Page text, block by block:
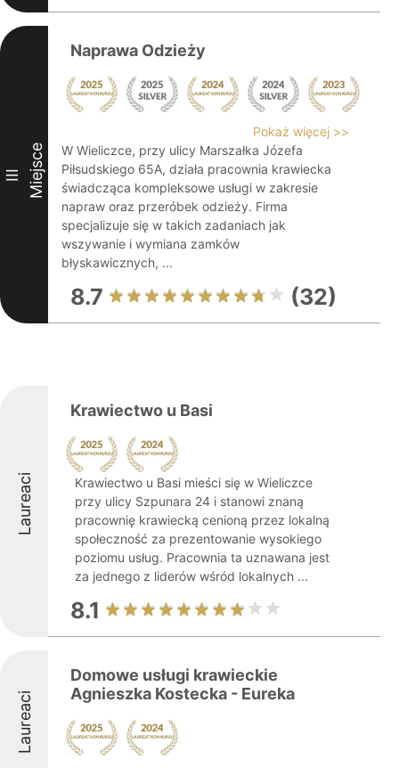
III Miejsce
Naprawa Odzieży
Pokaż więcej >>
W Wieliczce, przy ulicy Marszałka Józefa
Piłsudskiego 65A, działa pracownia krawiecka
świadcząca kompleksowe usługi w zakresie
napraw oraz przeróbek odzieży. Firma
specjalizuje się w takich zadaniach jak
wszywanie i wymiana zamków
błyskawicznych, ...
8.7 (32)
Laureaci
Krawiectwo u Basi
Krawiectwo u Basi mieści się w Wieliczce
przy ulicy Szpunara 24 i stanowi znaną
pracownię krawiecką cenioną przez lokalną
społeczność za prezentowanie wysokiego
poziomu usług. Pracownia ta uznawana jest
za jednego z liderów wśród lokalnych ...
8.1
Laureaci
Domowe usługi krawieckie
Agnieszka Kostecka - Eureka